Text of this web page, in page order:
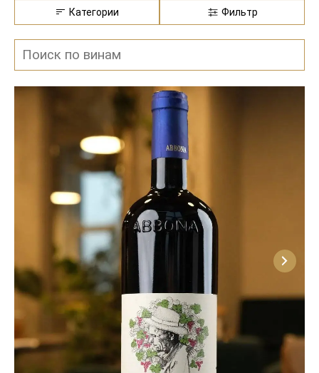
Категории Фильтр